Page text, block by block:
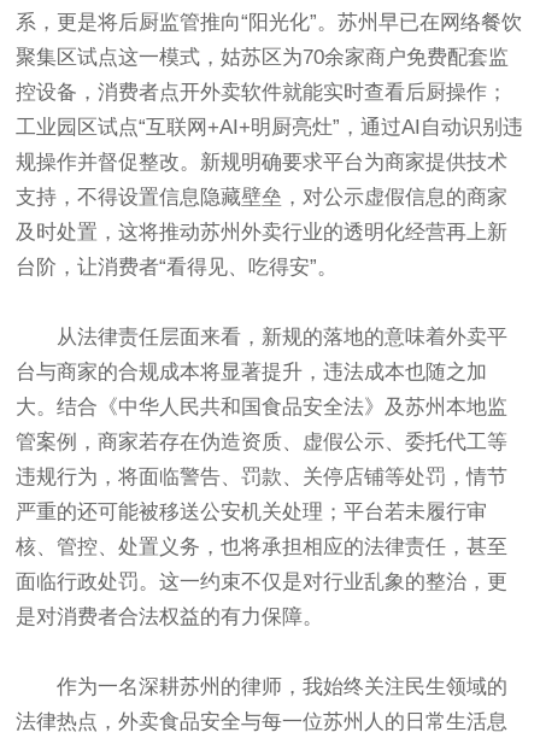
系，更是将后厨监管推向“阳光化”。苏州早已在网络餐饮
聚集区试点这一模式，姑苏区为70余家商户免费配套监
控设备，消费者点开外卖软件就能实时查看后厨操作；
工业园区试点“互联网+AI+明厨亮灶”，通过AI自动识别违
规操作并督促整改。新规明确要求平台为商家提供技术
支持，不得设置信息隐藏壁垒，对公示虚假信息的商家
及时处置，这将推动苏州外卖行业的透明化经营再上新
台阶，让消费者“看得见、吃得安”。
从法律责任层面来看，新规的落地的意味着外卖平
台与商家的合规成本将显著提升，违法成本也随之加
大。结合《中华人民共和国食品安全法》及苏州本地监
管案例，商家若存在伪造资质、虚假公示、委托代工等
违规行为，将面临警告、罚款、关停店铺等处罚，情节
严重的还可能被移送公安机关处理；平台若未履行审
核、管控、处置义务，也将承担相应的法律责任，甚至
面临行政处罚。这一约束不仅是对行业乱象的整治，更
是对消费者合法权益的有力保障。
作为一名深耕苏州的律师，我始终关注民生领域的
法律热点，外卖食品安全与每一位苏州人的日常生活息